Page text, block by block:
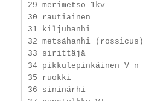
29 merimetso 1kv
30 rautiainen
31 kiljuhanhi
32 metsähanhi (rossicus)
33 sirittäjä
34 pikkulepinkäinen V n
35 ruokki
36 sininärhi